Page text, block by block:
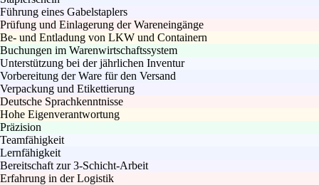
Führung eines Gabelstaplers
Prüfung und Einlagerung der Wareneingänge
Be- und Entladung von LKW und Containern
Buchungen im Warenwirtschaftssystem
Unterstützung bei der jährlichen Inventur
Vorbereitung der Ware für den Versand
Verpackung und Etikettierung
Deutsche Sprachkenntnisse
Hohe Eigenverantwortung
Präzision
Teamfähigkeit
Lernfähigkeit
Bereitschaft zur 3-Schicht-Arbeit
Erfahrung in der Logistik